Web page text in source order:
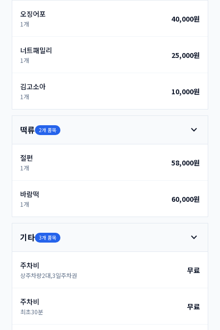
오징어포
1개
40,000원
너트패밀리
1개
25,000원
김고소아
1개
10,000원
떡류 2개 품목 expand_more
절편
1개
58,000원
바람떡
1개
60,000원
기타 3개 품목 expand_more
주차비
상주차량2대,3일주차권
무료
주차비
최초30분
무료